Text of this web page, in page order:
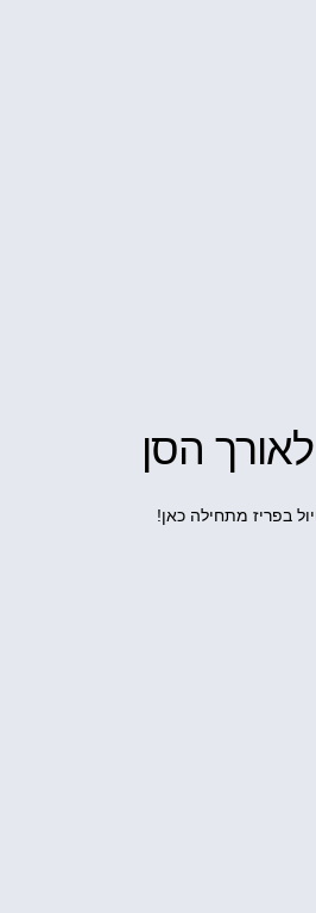
הסן
בפריז מתחילה כאן!